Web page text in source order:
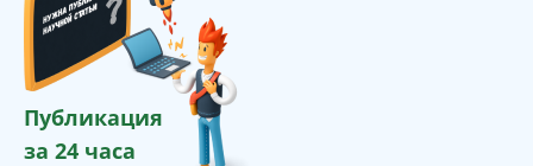
Публикация
за 24 часа